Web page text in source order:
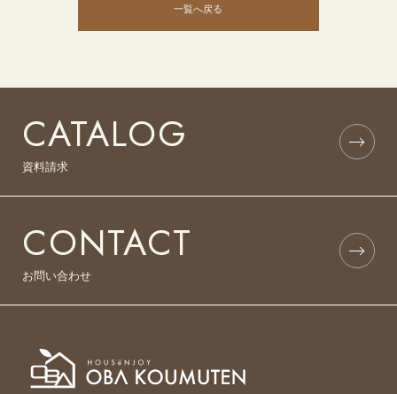
一覧へ戻る
CATALOG
資料請求
CONTACT
お問い合わせ